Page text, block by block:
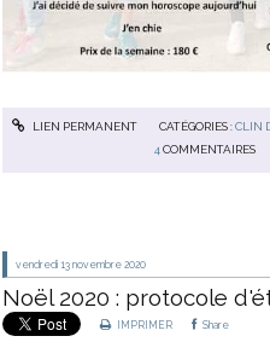
LIEN PERMANENT CATÉGORIES :CLIN
4 COMMENTAIRES
vendredi 13 novembre 2020
Noël 2020 : protocole
IMPRIMER Share